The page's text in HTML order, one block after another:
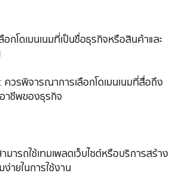
กโดเมนเนมที่เป็นชื่อธุรกิจหรือสินค้าและ
วรพิจารณาการเลือกโดเมนเนมที่สื่อถึง
าชีพของธุรกิจ
ารถใช้เทมเพลตเว็บไซต์หรือบริการสร้าง
ง่ายในการใช้งาน